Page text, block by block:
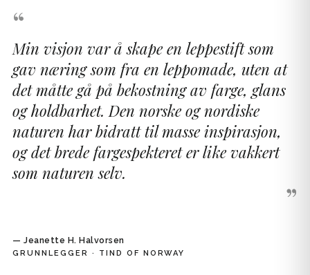
“
Min visjon var å skape en leppestift som
gav næring som fra en leppomade, uten at
det måtte gå på bekostning av farge, glans
og holdbarhet. Den norske og nordiske
naturen har bidratt til masse inspirasjon,
og det brede fargespekteret er like vakkert
som naturen selv.
”
— Jeanette H. Halvorsen
GRUNNLEGGER · TIND OF NORWAY